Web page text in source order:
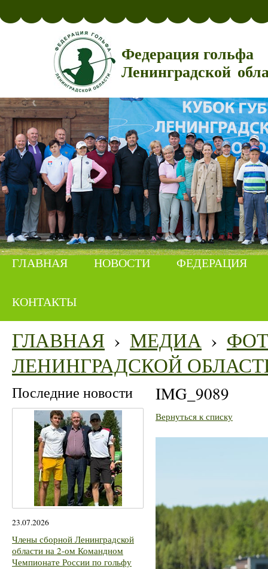
Федерация гольфа
Ленинградской
ГЛАВНАЯ НОВОСТИ ФЕДЕРАЦИЯ
КОНТАКТЫ
ГЛАВНАЯ › МЕДИА ›
ЛЕНИНГРАДСКОЙ
Последние новости
23.07.2026
Члены сборной Ленинградской
области на 2-ом Командном
Чемпионате России по гольфу
IMG_9089
Вернуться к списку